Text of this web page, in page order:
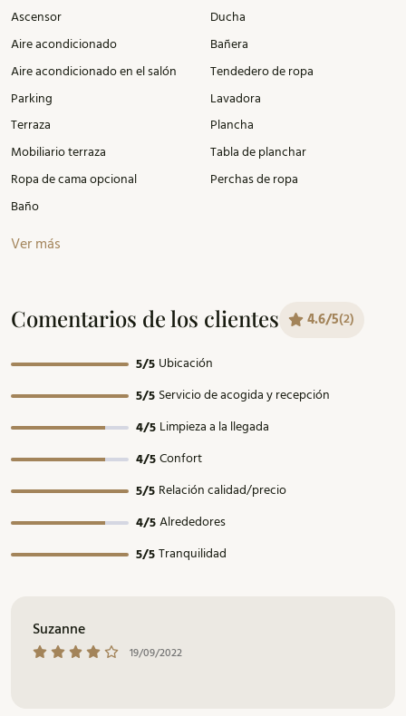
Ascensor
Aire acondicionado
Aire acondicionado en el salón
Parking
Terraza
Mobiliario terraza
Ropa de cama opcional
Baño
Ducha
Bañera
Tendedero de ropa
Lavadora
Plancha
Tabla de planchar
Perchas de ropa
Ver más
Comentarios de los clientes 4.6/5(2)
5/5 Ubicación
5/5 Servicio de acogida y recepción
4/5 Limpieza a la llegada
4/5Confort
5/5 Relación calidad/precio
4/5Alrededores
5/5Tranquilidad
Suzanne
19/09/2022